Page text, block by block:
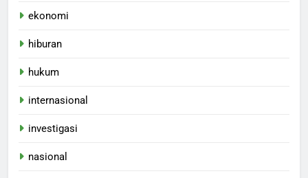
ekonomi
hiburan
hukum
internasional
investigasi
nasional